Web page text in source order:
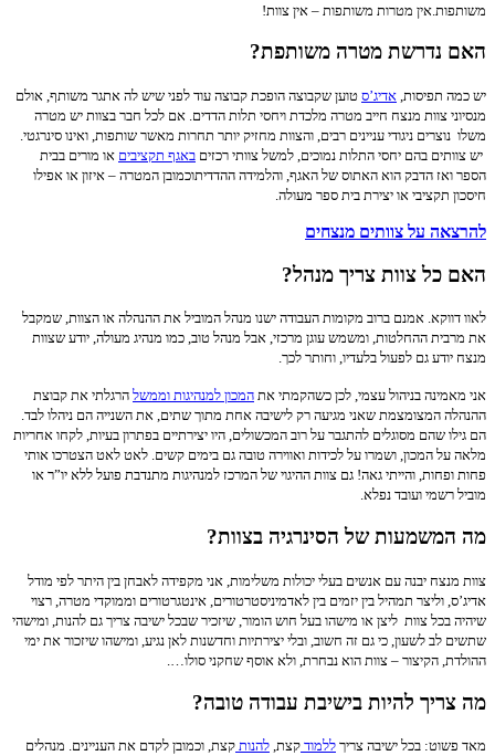
משותפות. אין מטרות משותפות – אין צוות!
האם נדרשת מטרה משותפת?
יש כמה תפיסות, אדיג’ס טוען שקבוצה הופכת קבוצה עוד לפני שיש לה אתגר משותף, אולם
מנסיוני צוות מנצח חייב מטרה מלכדת ויחסי תלות הדדים. אם לכל חבר בצוות יש מטרה
משלו נוצרים ניגודי עניינים רבים, והצוות מחזיק יותר תחרות מאשר שותפות, ואינו סינרגטי.
יש צוותים בהם יחסי התלות נמוכים, למשל צוותי רכזים באגף תקציבים או מורים בבית
הספר ואז הדבק הוא האתוס של האגף, והלמידה ההדדיתוכמובן המטרה – איזון או אפילו
חיסכון תקציבי או יצירת בית ספר מעולה.
להרצאה על צוותים מנצחים
האם כל צוות צריך מנהל?
לאוו דווקא. אמנם ברוב מקומות העבודה ישנו מנהל המוביל את ההנהלה או הצוות, שמקבל
את מרבית ההחלטות, ומשמש עוגן מרכזי, אבל מנהל טוב, כמו מנהיג מעולה, יודע שצוות
מנצח יודע גם לפעול בלעדיו, וחותר לכך.
אני מאמינה בניהול עצמי, לכן כשהקמתי את המכון למנהיגות וממשל הרגלתי את קבוצת
ההנהלה המצומצמת שאני מגיעה רק לישיבה אחת מתוך שתים, את השנייה הם ניהלו לבד.
הם גילו שהם מסוגלים להתגבר על רוב המכשולים, היו יצירתיים בפתרון בעיות, לקחו אחריות
מלאה על המכון, ושמרו על לכידות ואווירה טובה גם בימים קשים. לאט לאט הצטרכו אותי
פחות ופחות, והייתי גאה! גם צוות ההיגוי של המרכז למנהיגות מתנדבת פועל ללא יו”ר או
מוביל רשמי ועובד נפלא.
מה המשמעות של הסינרגיה בצוות?
צוות מנצח יבנה עם אנשים בעלי יכולות משלימות, אני מקפידה לאבחן בין היתר לפי מודל
אדיג’ס, וליצר תמהיל בין יזמים בין לאדמיניסטרטורים, אינטגרטורים וממוקדי מטרה, רצוי
שיהיה בכל צוות ליצן או מישהו בעל חוש הומור, שיזכיר שבכל ישיבה צריך גם להנות, ומישהי
שתשים לב לשעון, כי גם זה חשוב, ובלי יצירתיות וחדשנות לאן נגיע, ומישהו שיזכור את ימי
ההולדת, הקיצור – צוות הוא נבחרת, ולא אוסף שחקני סולו….
מה צריך להיות בישיבת עבודה טובה?
מאד פשוט: בכל ישיבה צריך ללמוד קצת, להנות קצת, וכמובן לקדם את העניינים. מנהלים